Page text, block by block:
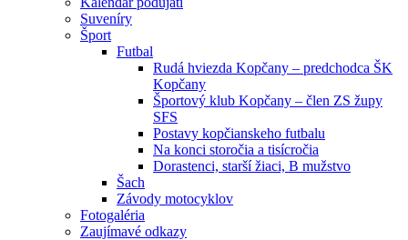
Suveníry
Šport
Futbal
Rudá hviezda Kopčany – predchodca ŠK
Kopčany
Športový klub Kopčany – člen ZS župy
SFS
Postavy kopčianskeho futbalu
Na konci storočia a tisícročia
Dorastenci, starší žiaci, B mužstvo
Šach
Závody motocyklov
Fotogaléria
Zaujímavé odkazy